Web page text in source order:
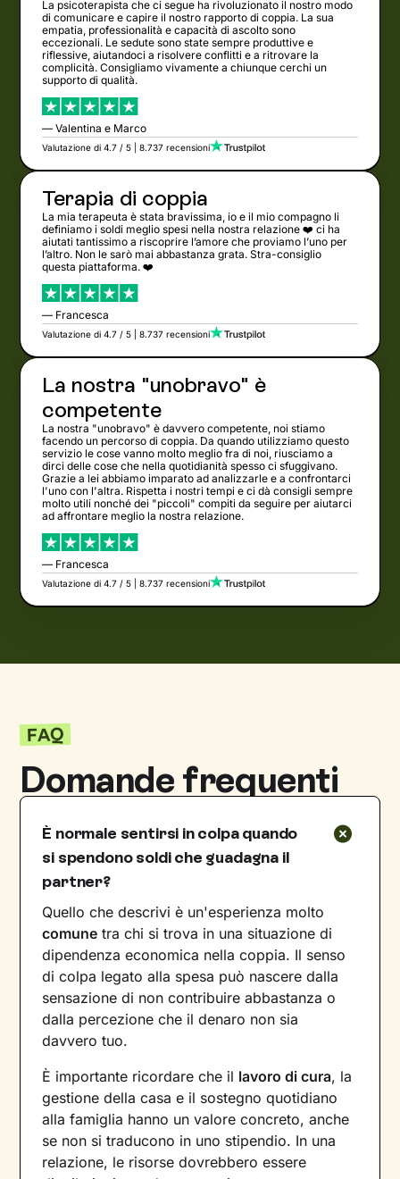
La psicoterapista che ci segue ha rivoluzionato il nostro modo
di comunicare e capire il nostro rapporto di coppia. La sua
empatia, professionalità e capacità di ascolto sono
eccezionali. Le sedute sono state sempre produttive e
riflessive, aiutandoci a risolvere conflitti e a ritrovare la
complicità. Consigliamo vivamente a chiunque cerchi un
supporto di qualità.
— Valentina e Marco
Valutazione di 4.7 / 5 | 8.737 recensioni
Terapia di coppia
La mia terapeuta è stata bravissima, io e il mio compagno li
definiamo i soldi meglio spesi nella nostra relazione ❤️ ci ha
aiutati tantissimo a riscoprire l’amore che proviamo l’uno per
l’altro. Non le sarò mai abbastanza grata. Stra-consiglio
questa piattaforma. ❤️
— Francesca
Valutazione di 4.7 / 5 | 8.737 recensioni
La nostra "unobravo" è
competente
La nostra "unobravo" è davvero competente, noi stiamo
facendo un percorso di coppia. Da quando utilizziamo questo
servizio le cose vanno molto meglio fra di noi, riusciamo a
dirci delle cose che nella quotidianità spesso ci sfuggivano.
Grazie a lei abbiamo imparato ad analizzarle e a confrontarci
l'uno con l'altra. Rispetta i nostri tempi e ci dà consigli sempre
molto utili nonché dei "piccoli" compiti da seguire per aiutarci
ad affrontare meglio la nostra relazione.
— Francesca
Valutazione di 4.7 / 5 | 8.737 recensioni
FAQ
Domande frequenti
È normale sentirsi in colpa quando
si spendono soldi che guadagna il
partner?
Quello che descrivi è un'esperienza molto
comune tra chi si trova in una situazione di
dipendenza economica nella coppia. Il senso
di colpa legato alla spesa può nascere dalla
sensazione di non contribuire abbastanza o
dalla percezione che il denaro non sia
davvero tuo.
È importante ricordare che il lavoro di cura, la
gestione della casa e il sostegno quotidiano
alla famiglia hanno un valore concreto, anche
se non si traducono in uno stipendio. In una
relazione, le risorse dovrebbero essere